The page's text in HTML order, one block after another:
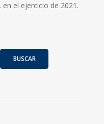
el ejercicio de 2021.
BUSCAR